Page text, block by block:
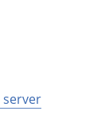
server